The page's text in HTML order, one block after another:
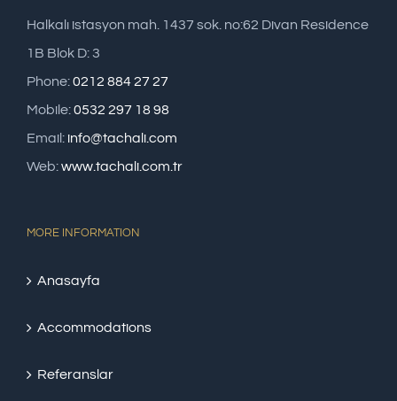
Halkalı istasyon mah. 1437 sok. no:62 Divan Residence
1B Blok D: 3
Phone:0212 884 27 27
Mobile:0532 297 18 98
Email: info@tachali.com
Web:www.tachali.com.tr
MORE INFORMATION
Anasayfa
Accommodations
Referanslar